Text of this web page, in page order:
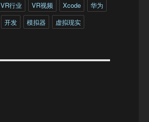
VR行业 VR视频 Xcode
华为
开发 模拟器 虚拟现实